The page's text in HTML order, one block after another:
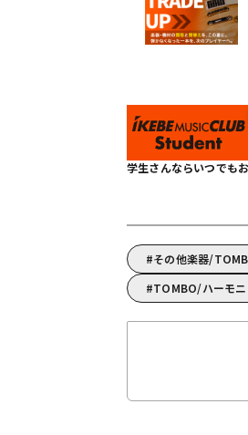
学生さんならいつでも
その他楽器/
TOMBO/ハーモニ